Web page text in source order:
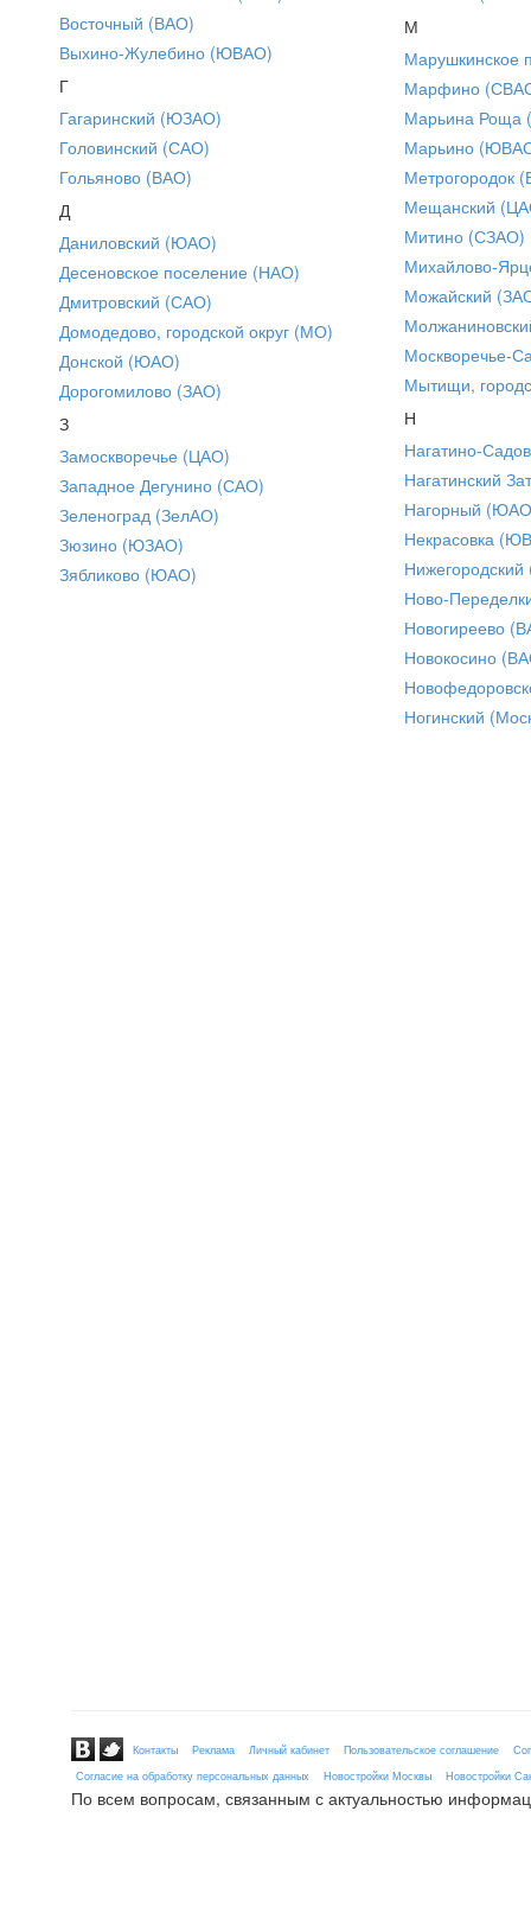
Восточный (ВАО)
Выхино-Жулебино (ЮВАО)
Г
Гагаринский (ЮЗАО)
Головинский (САО)
Гольяново (ВАО)
Д
Даниловский (ЮАО)
Десеновское поселение (НАО)
Дмитровский (САО)
Домодедово, городской округ (МО)
Донской (ЮАО)
Дорогомилово (ЗАО)
З
Замоскворечье (ЦАО)
Западное Дегунино (САО)
Зеленоград (ЗелАО)
Зюзино (ЮЗАО)
Зябликово (ЮАО)
М
Марушкинское
Марфино
Марьина Роща
Марьино
Метрогородок
Мещанский
Митино (СЗАО)
Михайлово-
Можайский
Москворечье-
Мытищи,
Н
Нагатино-
Нагатинский
Нагорный
Некрасовка
Ново-
Новогиреево
Новокосино
Ногинский
Контакты Реклама Личный кабинет Пользовательское соглашение
Согласие на обработку персональных данных
Новостройки Москвы Новостройки
По всем вопросам, связанным с актуальностью